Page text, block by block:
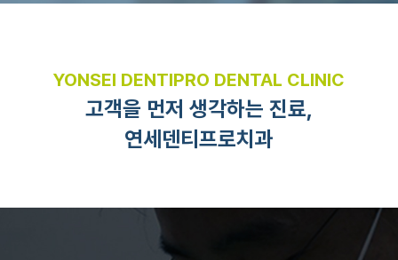
YONSEI DENTIPRO DENTAL CLINIC
고객을 먼저 생각하는 진료,
연세덴티프로치과